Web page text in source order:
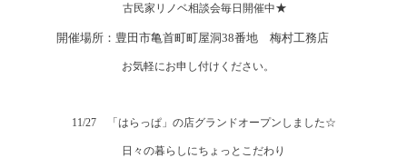
古民家リノベ相談会毎日開催中★
開催場所：豊田市亀首町町屋洞38番地 梅村工務店
お気軽にお申し付けください。
11/27 「はらっぱ」の店グランドオープンしました☆
日々の暮らしにちょっとこだわり